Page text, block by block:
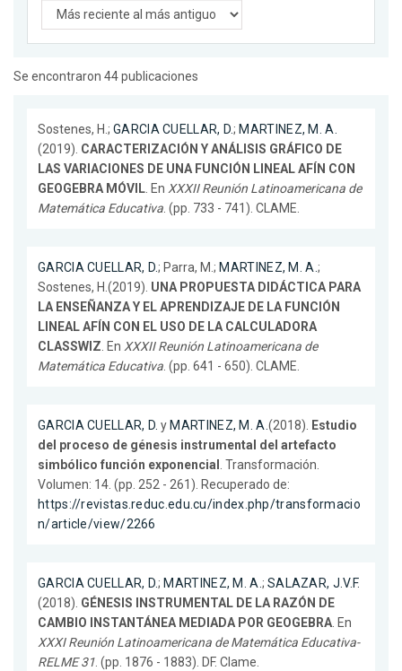
Se encontraron 44 publicaciones
Sostenes, H.; GARCIA CUELLAR, D.; MARTINEZ, M. A.
(2019). CARACTERIZACIÓN Y ANÁLISIS GRÁFICO DE
LAS VARIACIONES DE UNA FUNCIÓN LINEAL AFÍN CON
GEOGEBRA MÓVIL. En XXXII Reunión Latinoamericana de
Matemática Educativa. (pp. 733 - 741). CLAME.
GARCIA CUELLAR, D.; Parra, M.; MARTINEZ, M. A.;
Sostenes, H.(2019). UNA PROPUESTA DIDÁCTICA PARA
LA ENSEÑANZA Y EL APRENDIZAJE DE LA FUNCIÓN
LINEAL AFÍN CON EL USO DE LA CALCULADORA
CLASSWIZ. En XXXII Reunión Latinoamericana de
Matemática Educativa. (pp. 641 - 650). CLAME.
GARCIA CUELLAR, D. y MARTINEZ, M. A.(2018). Estudio
del proceso de génesis instrumental del artefacto
simbólico función exponencial . Transformación.
Volumen: 14. (pp. 252 - 261). Recuperado de:
https://revistas.reduc.edu.cu/index.php/transformacio
n/article/view/2266
GARCIA CUELLAR, D.; MARTINEZ, M. A.; SALAZAR, J.V.F.
(2018). GÉNESIS INSTRUMENTAL DE LA RAZÓN DE
CAMBIO INSTANTÁNEA MEDIADA POR GEOGEBRA. En
XXXI Reunión Latinoamericana de Matemática Educativa-
RELME 31. (pp. 1876 - 1883). DF. Clame.